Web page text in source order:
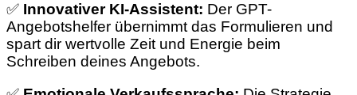
✅ Innovativer KI-Assistent: Der GPT-
Angebotshelfer übernimmt das Formulieren und
spart dir wertvolle Zeit und Energie beim
Schreiben deines Angebots.